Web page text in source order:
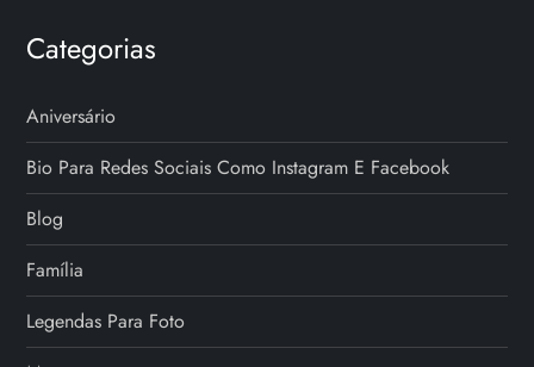
Categorias
Aniversário
Bio Para Redes Sociais Como Instagram E Facebook
Blog
Família
Legendas Para Foto